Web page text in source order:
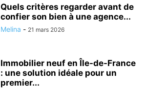
Quels critères regarder avant de
confier son bien à une agence...
Melina - 21 mars 2026
Immobilier neuf en Île-de-France
: une solution idéale pour un
premier...